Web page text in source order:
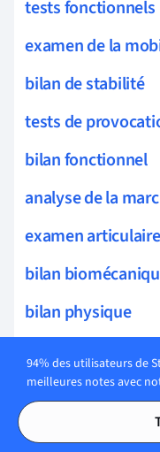
tests fonctionnels
examen de la
bilan de stabilité
tests de
bilan fonctionnel
analyse de la
examen articulaire
bilan
bilan physique
examen de la
94% des utilisateurs de
meilleures notes avec